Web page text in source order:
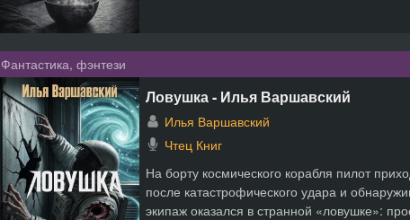
Фантастика, фэнтези
Ловушка - Илья Варшавский
Илья Варшавский
Чтец Книг
На борту космического корабля пилот
после катастрофического удара и
экипаж оказался в странной «ловушке»: